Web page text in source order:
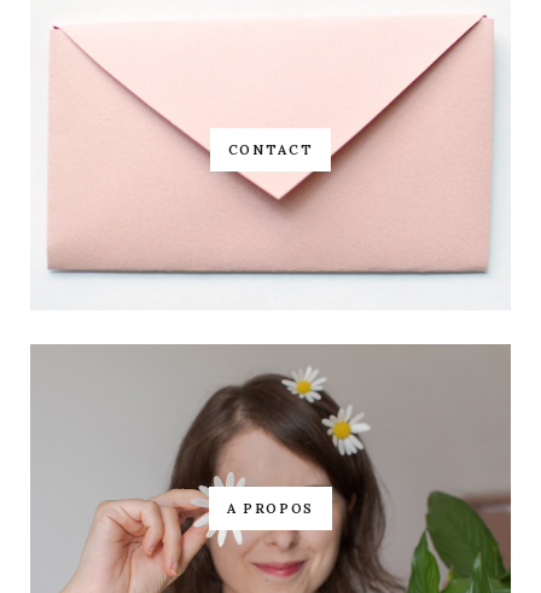
CONTACT
A PROPOS